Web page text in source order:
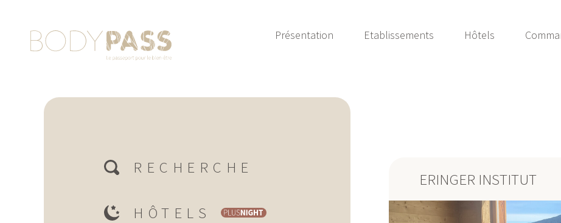
Présentation Etablissements Hôtels
RECHERCHE
HÔTELS
ERINGER INSTITUT